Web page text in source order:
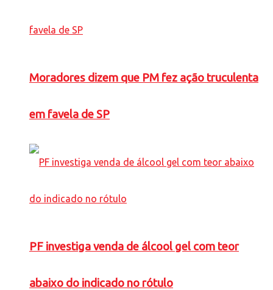
Moradores dizem que PM fez ação truculenta
em favela de SP
PF investiga venda de álcool gel com teor
abaixo do indicado no rótulo